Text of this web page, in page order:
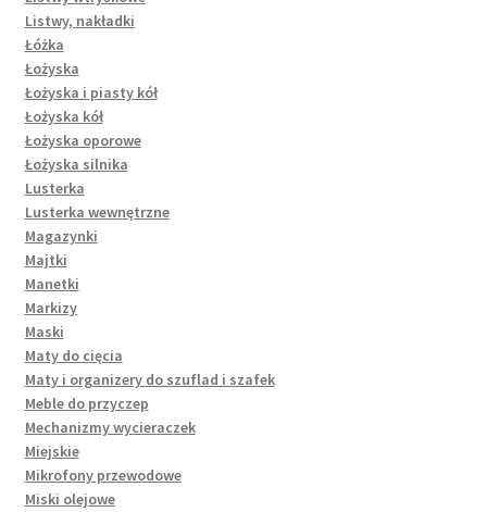
Listwy, nakładki
Łóżka
Łożyska
Łożyska i piasty kół
Łożyska kół
Łożyska oporowe
Łożyska silnika
Lusterka
Lusterka wewnętrzne
Magazynki
Majtki
Manetki
Markizy
Maski
Maty do cięcia
Maty i organizery do szuflad i szafek
Meble do przyczep
Mechanizmy wycieraczek
Miejskie
Mikrofony przewodowe
Miski olejowe